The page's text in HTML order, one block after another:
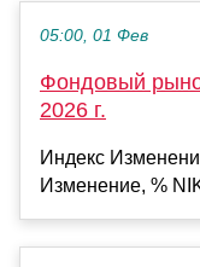
05:00, 01 Фев
Фондовый
2026 г.
Индекс
Изменение, %